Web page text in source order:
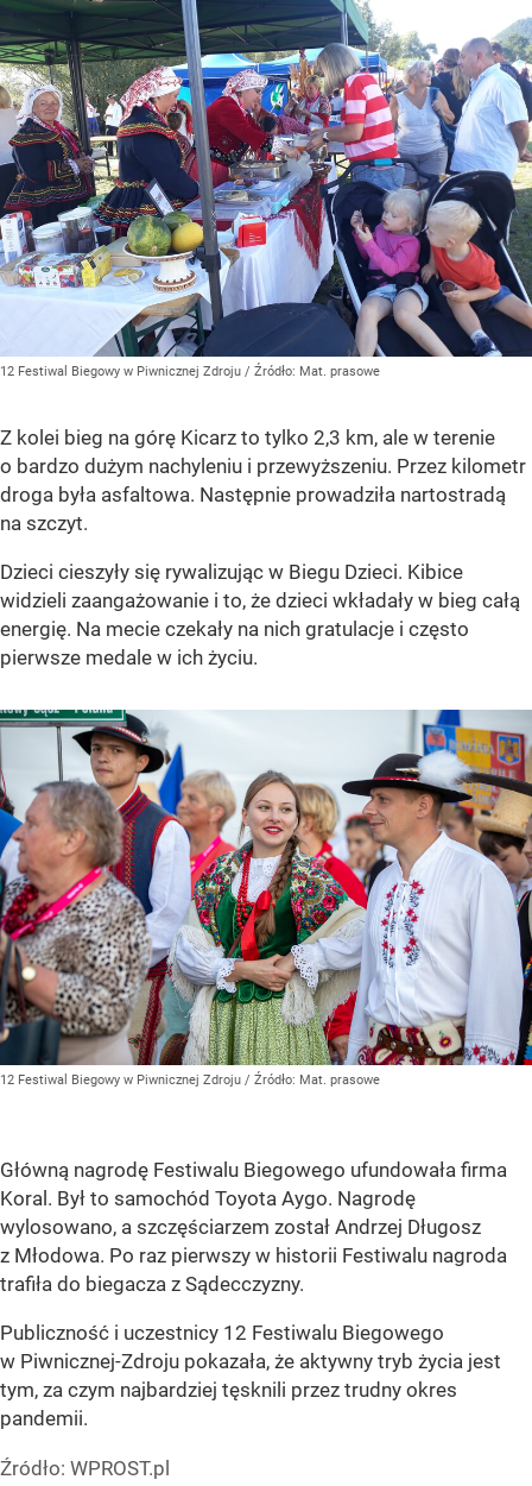
12 Festiwal Biegowy w Piwnicznej Zdroju / Źródło: Mat. prasowe
Z kolei bieg na górę Kicarz to tylko 2,3 km, ale w terenie
o bardzo dużym nachyleniu i przewyższeniu. Przez kilometr
droga była asfaltowa. Następnie prowadziła nartostradą
na szczyt.
Dzieci cieszyły się rywalizując w Biegu Dzieci. Kibice
widzieli zaangażowanie i to, że dzieci wkładały w bieg całą
energię. Na mecie czekały na nich gratulacje i często
pierwsze medale w ich życiu.
12 Festiwal Biegowy w Piwnicznej Zdroju / Źródło: Mat. prasowe
Główną nagrodę Festiwalu Biegowego ufundowała firma
Koral. Był to samochód Toyota Aygo. Nagrodę
wylosowano, a szczęściarzem został Andrzej Długosz
z Młodowa. Po raz pierwszy w historii Festiwalu nagroda
trafiła do biegacza z Sądecczyzny.
Publiczność i uczestnicy 12 Festiwalu Biegowego
w Piwnicznej-Zdroju pokazała, że aktywny tryb życia jest
tym, za czym najbardziej tęsknili przez trudny okres
pandemii.
Źródło: WPROST.pl